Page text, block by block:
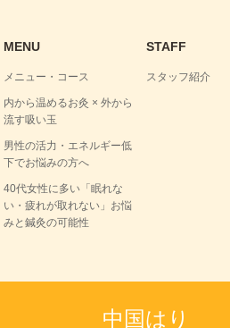
MENU
メニュー・コース
内から温めるお灸 × 外から
流す吸い玉
男性の活力・エネルギー低
下でお悩みの方へ
40代女性に多い「眠れな
い・疲れが取れない」お悩
みと鍼灸の可能性
STAFF
スタッフ紹介
中国はり